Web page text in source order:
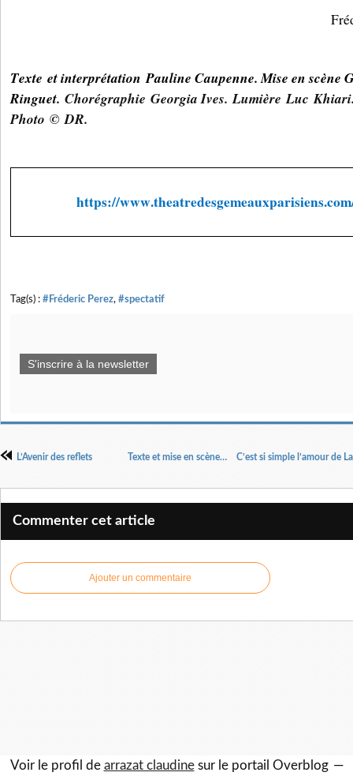
Texte et interprétationPauline Caupenne. Mise en scène
Ringuet. Chorégraphie Georgia Ives.LumièreLuc Khiari
Photo ©DR.
https://
Tag(s) : #Fréderic Perez, #spectatif
S'inscrire à la newsletter
L’Avenir des reflets Texte et mise en scène Lazare
Commenter cet article
Ajouter un commentaire
Voir le profil de arrazat claudinesur le portail Overblog